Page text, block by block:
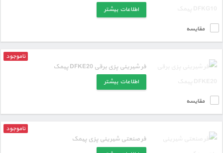
اطلاعات بیشتر
مقایسه
فر شیرینی پزی برقی DFKE20 پیمک
ناموجود
اطلاعات بیشتر
مقایسه
فر صنعتی شیرینی پزی پیمک
ناموجود